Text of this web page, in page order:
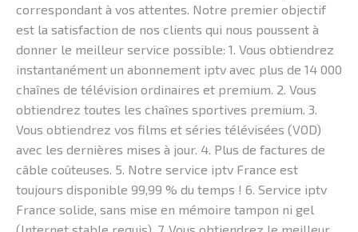
correspondant à vos attentes. Notre premier objectif
est la satisfaction de nos clients qui nous poussent à
donner le meilleur service possible: 1. Vous obtiendrez
instantanément un abonnement iptv avec plus de 14 000
chaînes de télévision ordinaires et premium. 2. Vous
obtiendrez toutes les chaînes sportives premium. 3.
Vous obtiendrez vos films et séries télévisées (VOD)
avec les dernières mises à jour. 4. Plus de factures de
câble coûteuses. 5. Notre service iptv France est
toujours disponible 99,99 % du temps ! 6. Service iptv
France solide, sans mise en mémoire tampon ni gel